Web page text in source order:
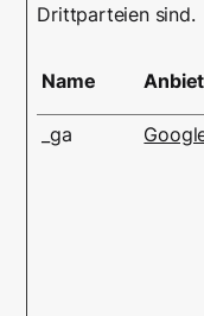
Drittparteien sind.
Name
_ga